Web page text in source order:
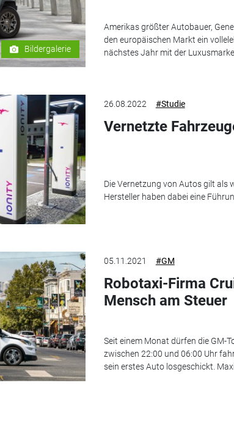
Bildergalerie
Amerikas größter Autobauer,
den europäischen Markt ein
nächstes Jahr mit der
26.08.2022 #Studie
Vernetzte
Die Vernetzung von Autos gilt als
Hersteller haben dabei eine
05.11.2021 #GM
Robotaxi-Firma
Mensch am Steuer
Seit einem Monat dürfen die GM-
zwischen 22:00 und 06:00 Uhr
sein erstes Auto losgeschickt.